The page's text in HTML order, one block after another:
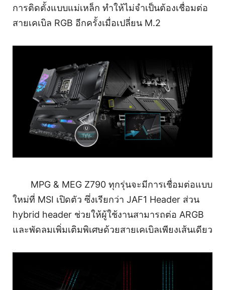
การติดตั้งแบบแม่เหล็ก ทำให้ไม่จำเป็นต้องเชื่อมต่อ
สายเคเบิล RGB อีกครั้งเมื่อเปลี่ยน M.2
MPG & MEG Z790 ทุกรุ่นจะมีการเชื่อมต่อแบบ
ใหม่ที่ MSI เปิดตัว ซึ่งเรียกว่า JAF1 Header ส่วน
hybrid header ช่วยให้ผู้ใช้งานสามารถต่อ ARGB
และพัดลมเพิ่มเติมพิเศษด้วยสายเคเบิลเพียงเส้นเดียว